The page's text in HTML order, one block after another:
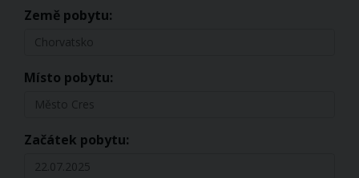
Země pobytu:
Chorvatsko
Místo pobytu:
Město Cres
Začátek pobytu:
22.07.2025